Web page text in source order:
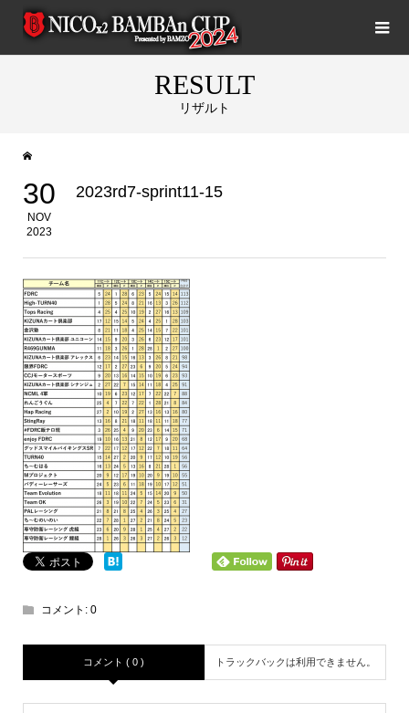
RESULT
リザルト
30
NOV
2023
2023rd7-sprint11-15
コメント: 0
コメント ( 0 ) トラックバックは利用できません。